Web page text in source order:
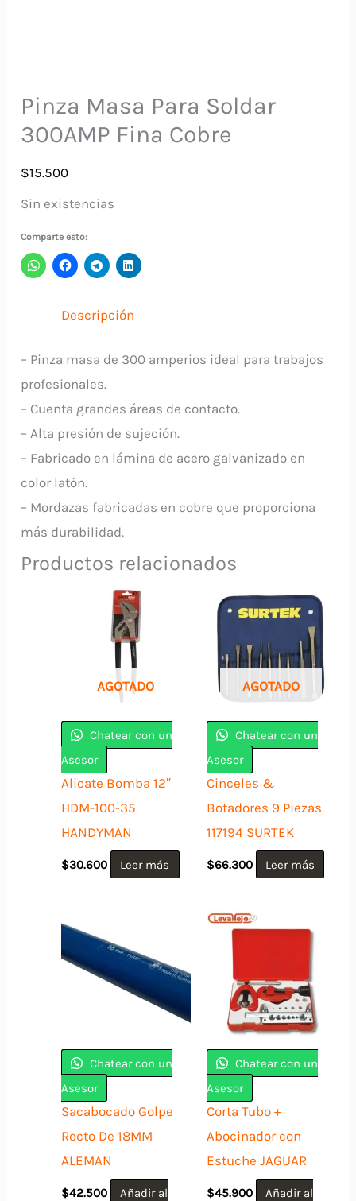
Pinza Masa Para Soldar
300AMP Fina Cobre
$15.500
Sin existencias
Comparte esto:
Descripción
– Pinza masa de 300 amperios ideal para trabajos
profesionales.
– Cuenta grandes áreas de contacto.
– Alta presión de sujeción.
– Fabricado en lámina de acero galvanizado en
color latón.
– Mordazas fabricadas en cobre que proporciona
más durabilidad.
Productos relacionados
AGOTADO
Chatear con un
Asesor
Alicate Bomba 12″
HDM-100-35
HANDYMAN
$30.600 Leer más
AGOTADO
Chatear con un
Asesor
Cinceles &
Botadores 9 Piezas
117194 SURTEK
$66.300 Leer más
Chatear con un
Asesor
Sacabocado Golpe
Recto De 18MM
ALEMAN
$42.500
Añadir al
Chatear con un
Asesor
Corta Tubo +
Abocinador con
Estuche JAGUAR
$45.900
Añadir al